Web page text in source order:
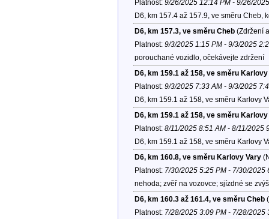
Platnost: 9/26/2025 12:14 PM - 9/26/
D6, km 157.4 až 157.9, ve směru Cheb,
D6, km 157.3, ve směru Cheb(Zdržení
Platnost: 9/3/2025 1:15 PM - 9/3/2025
porouchané vozidlo, očekávejte zdržení
D6, km 159.1 až 158, ve směru Karlovy
Platnost: 9/3/2025 7:33 AM - 9/3/2025
D6, km 159.1 až 158, ve směru Karlovy
D6, km 159.1 až 158, ve směru Karlovy
Platnost: 8/11/2025 8:51 AM - 8/11/2025
D6, km 159.1 až 158, ve směru Karlovy
D6, km 160.8, ve směru Karlovy Vary
Platnost: 7/30/2025 5:25 PM - 7/30/2025
nehoda; zvěř na vozovce; sjízdné se
D6, km 160.3 až 161.4, ve směru Cheb
Platnost: 7/28/2025 3:09 PM - 7/28/2025